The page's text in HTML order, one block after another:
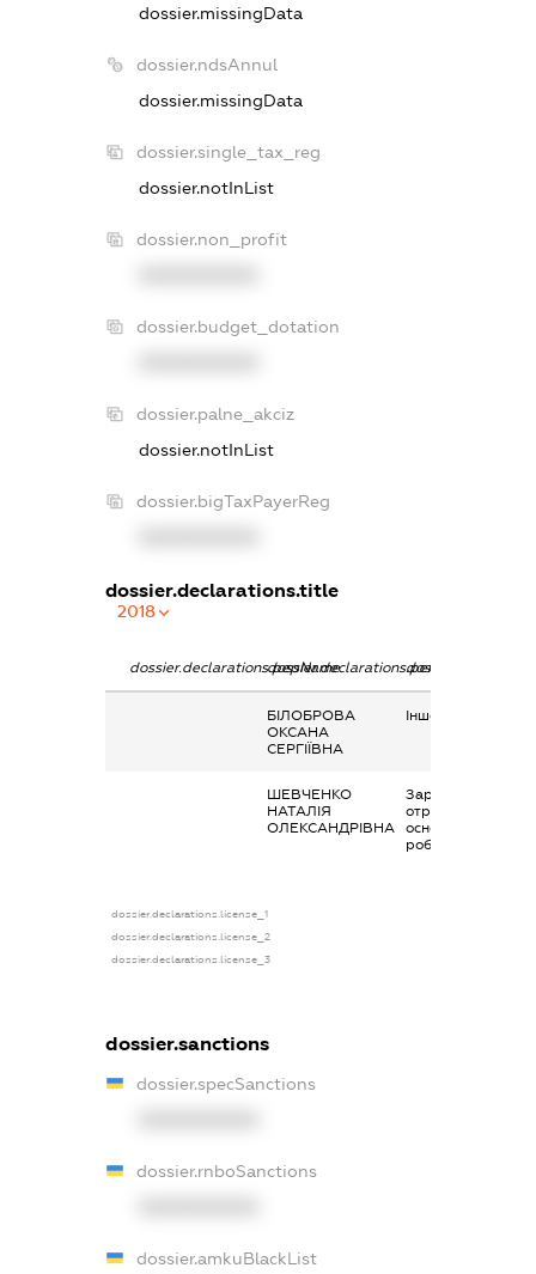
dossier.missingData
dossier.ndsAnnul
dossier.missingData
dossier.single_tax_reg
dossier.notInList
dossier.non_profit
dossier.budget_dotation
dossier.palne_akciz
dossier.notInList
dossier.bigTaxPayerReg
dossier.declarations.title
2018
dossier.declarations.pepNamedossier.declarations.personName
БІЛОБРОВА
ОКСАНА
СЕРГІЇВНА
Інше, аліменти
ШЕВЧЕНКО
НАТАЛІЯ
ОЛЕКСАНДРІВНА
Заробітна плата
отримана за
основним місцем
роботи
dossier.declarations.license_1
dossier.declarations.license_2
dossier.declarations.license_3
dossier.sanctions
dossier.specSanctions
dossier.rnboSanctions
dossier.amkuBlackList